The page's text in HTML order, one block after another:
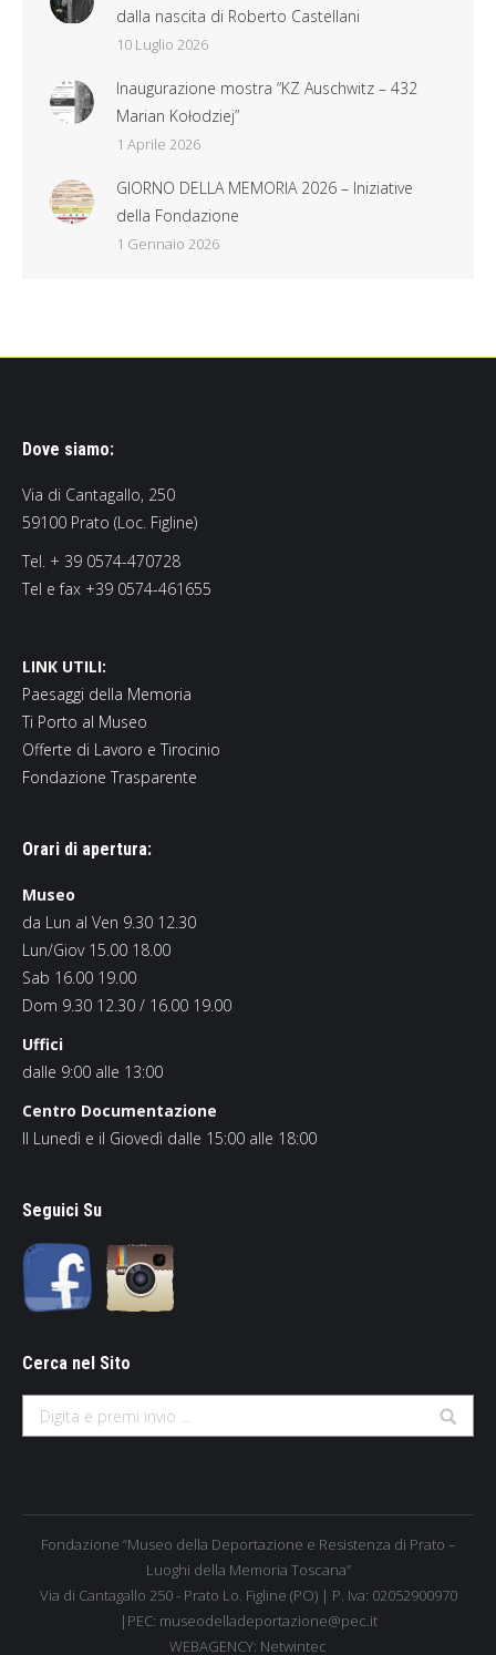
dalla nascita di Roberto Castellani
10 Luglio 2026
Inaugurazione mostra “KZ Auschwitz – 432
Marian Kołodziej”
1 Aprile 2026
GIORNO DELLA MEMORIA 2026 – Iniziative
della Fondazione
1 Gennaio 2026
Dove siamo:
Via di Cantagallo, 250
59100 Prato (Loc. Figline)
Tel. + 39 0574-470728
Tel e fax +39 0574-461655
LINK UTILI:
Paesaggi della Memoria
Ti Porto al Museo
Offerte di Lavoro e Tirocinio
Fondazione Trasparente
Orari di apertura:
Museo
da Lun al Ven 9.30 12.30
Lun/Giov 15.00 18.00
Sab 16.00 19.00
Dom 9.30 12.30 / 16.00 19.00
Uffici
dalle 9:00 alle 13:00
Centro Documentazione
Il Lunedì e il Giovedì dalle 15:00 alle 18:00
Seguici Su
Cerca nel Sito
Search:
Fondazione “Museo della Deportazione e Resistenza di Prato –
Luoghi della Memoria Toscana”
Via di Cantagallo 250 - Prato Lo. Figline (PO) | P. Iva: 02052900970
|PEC: museodelladeportazione@pec.it
WEBAGENCY: Netwintec